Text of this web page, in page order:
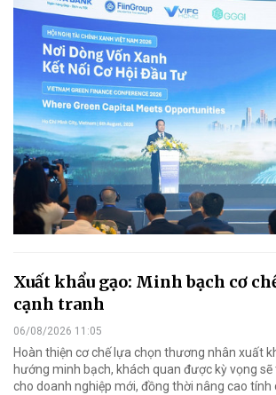
Xuất khẩu gạo: Minh bạch cơ
cạnh tranh
06/08/2026 11:05
Hoàn thiện cơ chế lựa chọn thương nhân xuất
hướng minh bạch, khách quan được kỳ vọng
cho doanh nghiệp mới, đồng thời nâng cao